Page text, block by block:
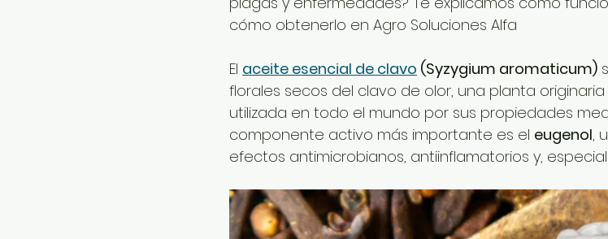
cómo obtenerlo en Agro Soluciones Alfa
El aceite esencial de clavo (Syzygium aromaticum)
florales secos del clavo de olor, una planta
utilizada en todo el mundo por sus propiedades
componente activo más importante es el eugenol,
efectos antimicrobianos, antiinflamatorios y,